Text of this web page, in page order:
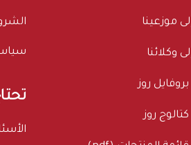
موزعينا
وكلائنا
روز
روز